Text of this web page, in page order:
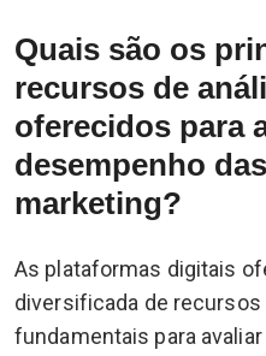
Quais são os
recursos de
oferecidos para
desempenho
marketing?
As plataformas digitais
diversificada de
fundamentais para